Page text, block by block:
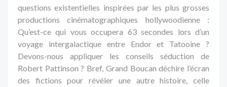
questions existentielles inspirées par les plus grosses
productions cinématographiques hollywoodienne :
Qu’est-ce qui vous occupera 63 secondes lors d’un
voyage intergalactique entre Endor et Tatooine ?
Devons-nous appliquer les conseils séduction de
Robert Pattinson ? Bref, Grand Boucan déchire l’écran
des fictions pour révéler une autre histoire, celle